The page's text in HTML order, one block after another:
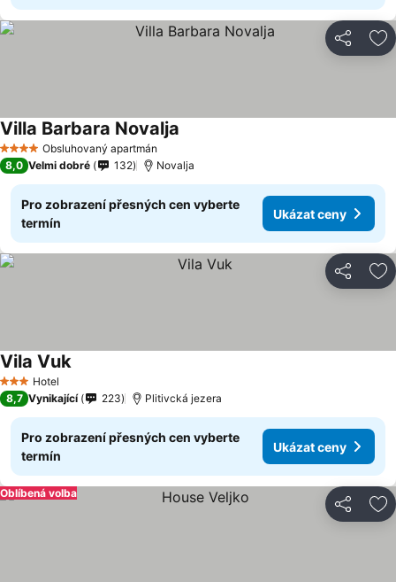
Sdílet
4 Počet hvězdiček
Obsluhovaný apartmán
Villa Barbara Novalja
8,0 Velmi dobré 132 Novalja
Pro zobrazení přesných cen vyberte
termín
Ukázat ceny
Sdílet
3 Počet hvězdiček
Hotel
Vila VukUkázat ceny
8,7 Vynikající 223 Plitivcká jezera
Pro zobrazení přesných cen vyberte
termín
Ukázat ceny
Sdílet
Oblíbená volba